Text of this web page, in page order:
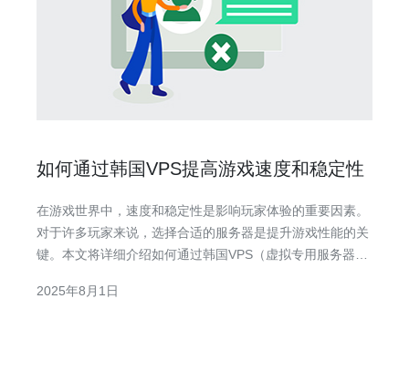
如何通过韩国VPS提高游戏速度和稳定性
在游戏世界中，速度和稳定性是影响玩家体验的重要因素。
对于许多玩家来说，选择合适的服务器是提升游戏性能的关
键。本文将详细介绍如何通过韩国VPS（虚拟专用服务器）
的选择、购买、配置以及优化等步骤，确保您能轻松理解和
2025年8月1日